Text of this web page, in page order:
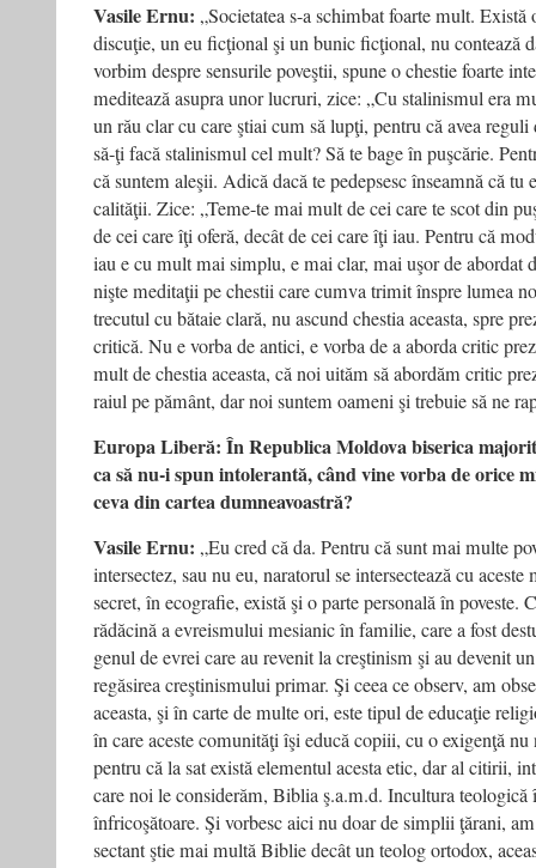
Vasile Ernu: „Societatea s-a schimbat foarte mult. Există
discuţie, un eu ficţional şi un bunic ficţional, nu contează
vorbim despre sensurile poveştii, spune o chestie foarte
meditează asupra unor lucruri, zice: „Cu stalinismul era
un rău clar cu care ştiai cum să lupţi, pentru că avea reguli
să-ţi facă stalinismul cel mult? Să te bage în puşcărie.
că suntem aleşii. Adică dacă te pedepsesc înseamnă că tu
calităţii. Zice: „Teme-te mai mult de cei care te scot din
de cei care îţi oferă, decât de cei care îţi iau. Pentru că
iau e cu mult mai simplu, e mai clar, mai uşor de abordat
nişte meditaţii pe chestii care cumva trimit înspre lumea
trecutul cu bătaie clară, nu ascund chestia aceasta, spre
critică. Nu e vorba de antici, e vorba de a aborda critic
mult de chestia aceasta, că noi uităm să abordăm critic
raiul pe pământ, dar noi suntem oameni şi trebuie să ne
Europa Liberă: În Republica Moldova biserica
ca să nu-i spun intolerantă, când vine vorba de orice
ceva din cartea dumneavoastră?
Vasile Ernu: „Eu cred că da. Pentru că sunt mai multe
intersectez, sau nu eu, naratorul se intersectează cu
secret, în ecografie, există şi o parte personală în poveste.
rădăcină a evreismului mesianic în familie, care a fost
genul de evrei care au revenit la creştinism şi au devenit
regăsirea creştinismului primar. Şi ceea ce observ, am
aceasta, şi în carte de multe ori, este tipul de educaţie
în care aceste comunităţi îşi educă copiii, cu o exigenţă nu
pentru că la sat există elementul acesta etic, dar al citirii,
care noi le considerăm, Biblia ş.a.m.d. Incultura teologică
înfricoşătoare. Şi vorbesc aici nu doar de simplii ţărani,
sectant ştie mai multă Biblie decât un teolog ortodox,